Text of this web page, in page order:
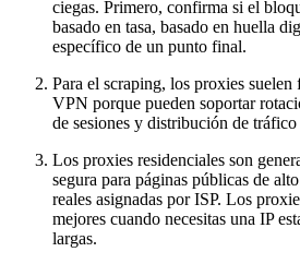
ciegas. Primero, confirma si el
basado en tasa, basado en huella
específico de un punto final.
Para el scraping, los proxies
VPN porque pueden soportar
de sesiones y distribución de tráfico
Los proxies residenciales son
segura para páginas públicas de
reales asignadas por ISP. Los
mejores cuando necesitas una IP
largas.